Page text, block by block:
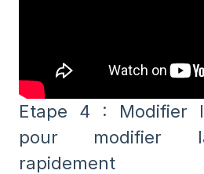
Etape 4 : Modifier
pour modifier
rapidement